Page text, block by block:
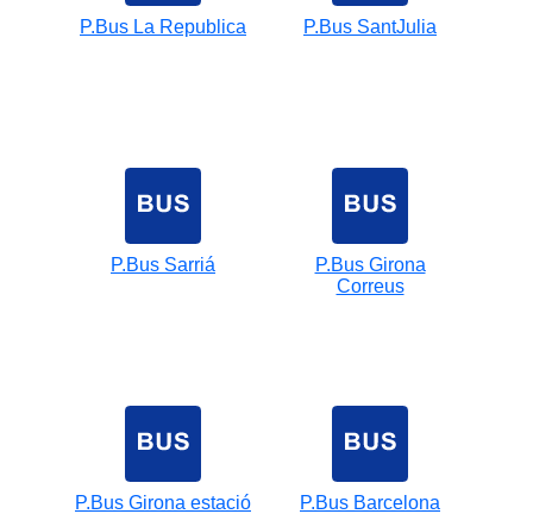
P.Bus La Republica P.Bus SantJulia
P.Bus Sarriá
P.Bus Girona
Correus
P.Bus Girona estació P.Bus Barcelona